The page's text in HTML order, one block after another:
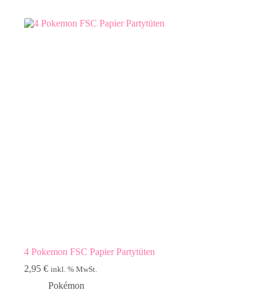
4 Pokemon FSC Papier Partytüten
2,95 € inkl. % MwSt.
Pokémon